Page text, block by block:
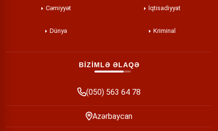
Cəmiyyət İqtisadiyyat
Dünya Kriminal
BİZİMLƏ ƏLAQƏ
(050) 563 64 78
Azərbaycan